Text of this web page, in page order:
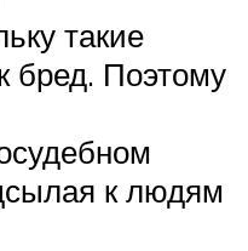
такие
бред. Поэтому
к людям